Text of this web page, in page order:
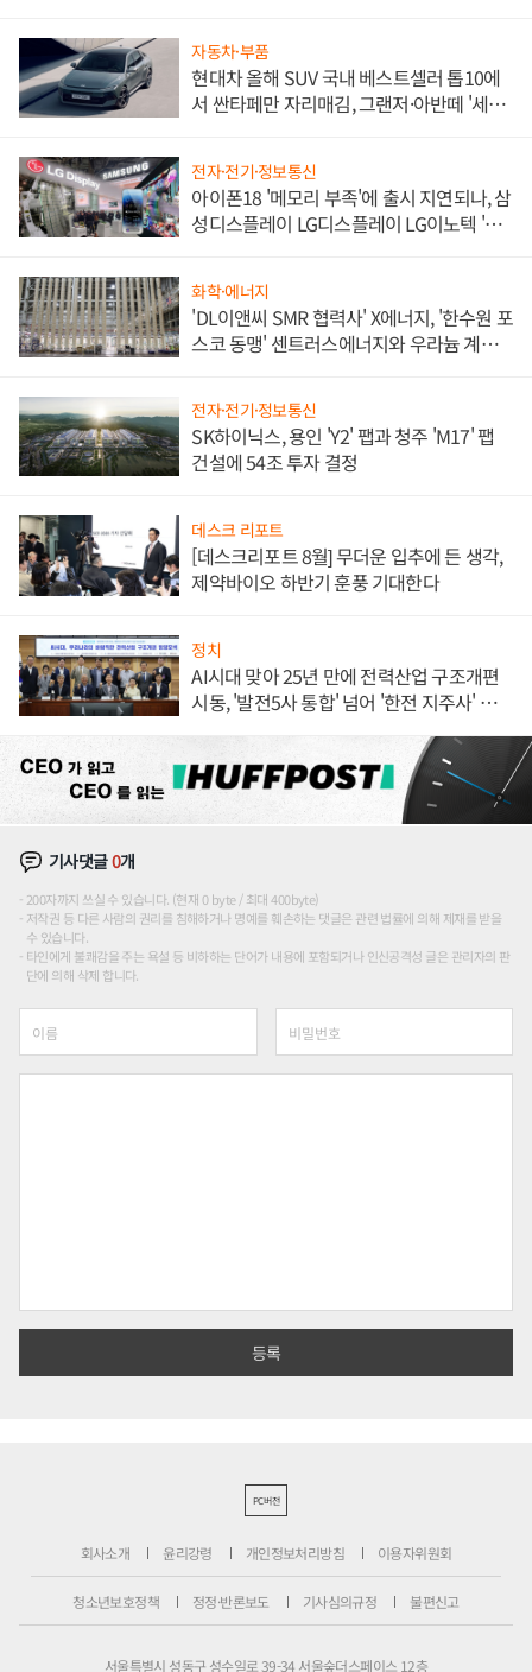
자동차·부품
현대차 올해 SUV 국내 베스트셀러 톱10에
서 싼타페만 자리매김, 그랜저·아반떼 '세단
전자·전기·정보통신
아이폰18 '메모리 부족'에 출시 지연되나, 삼
성디스플레이 LG디스플레이 LG이노텍 '탈
화학·에너지
'DL이앤씨 SMR 협력사' X에너지, '한수원 포
스코 동맹' 센트러스에너지와 우라늄 계약
전자·전기·정보통신
SK하이닉스, 용인 'Y2' 팹과 청주 'M17' 팹
건설에 54조 투자 결정
데스크 리포트
[데스크리포트 8월] 무더운 입추에 든 생각,
제약바이오 하반기 훈풍 기대한다
정치
AI시대 맞아 25년 만에 전력산업 구조개편
시동, '발전5사 통합' 넘어 '한전 지주사' 재편
기사댓글0개
200자까지 쓰실 수 있습니다. (현재 0 byte / 최대 400byte)
저작권 등 다른 사람의 권리를 침해하거나 명예를 훼손하는 댓글은 관련 법률에 의해 제재를 받을
수 있습니다.
타인에게 불쾌감을 주는 욕설 등 비하하는 단어가 내용에 포함되거나 인신공격성 글은 관리자의 판
단에 의해 삭제 합니다.
PC버전
회사소개 윤리강령 개인정보처리방침 이용자위원회
청소년보호정책 정정·반론보도 기사심의규정 불편신고
서울특별시 성동구 성수일로 39-34 서울숲더스페이스 12층